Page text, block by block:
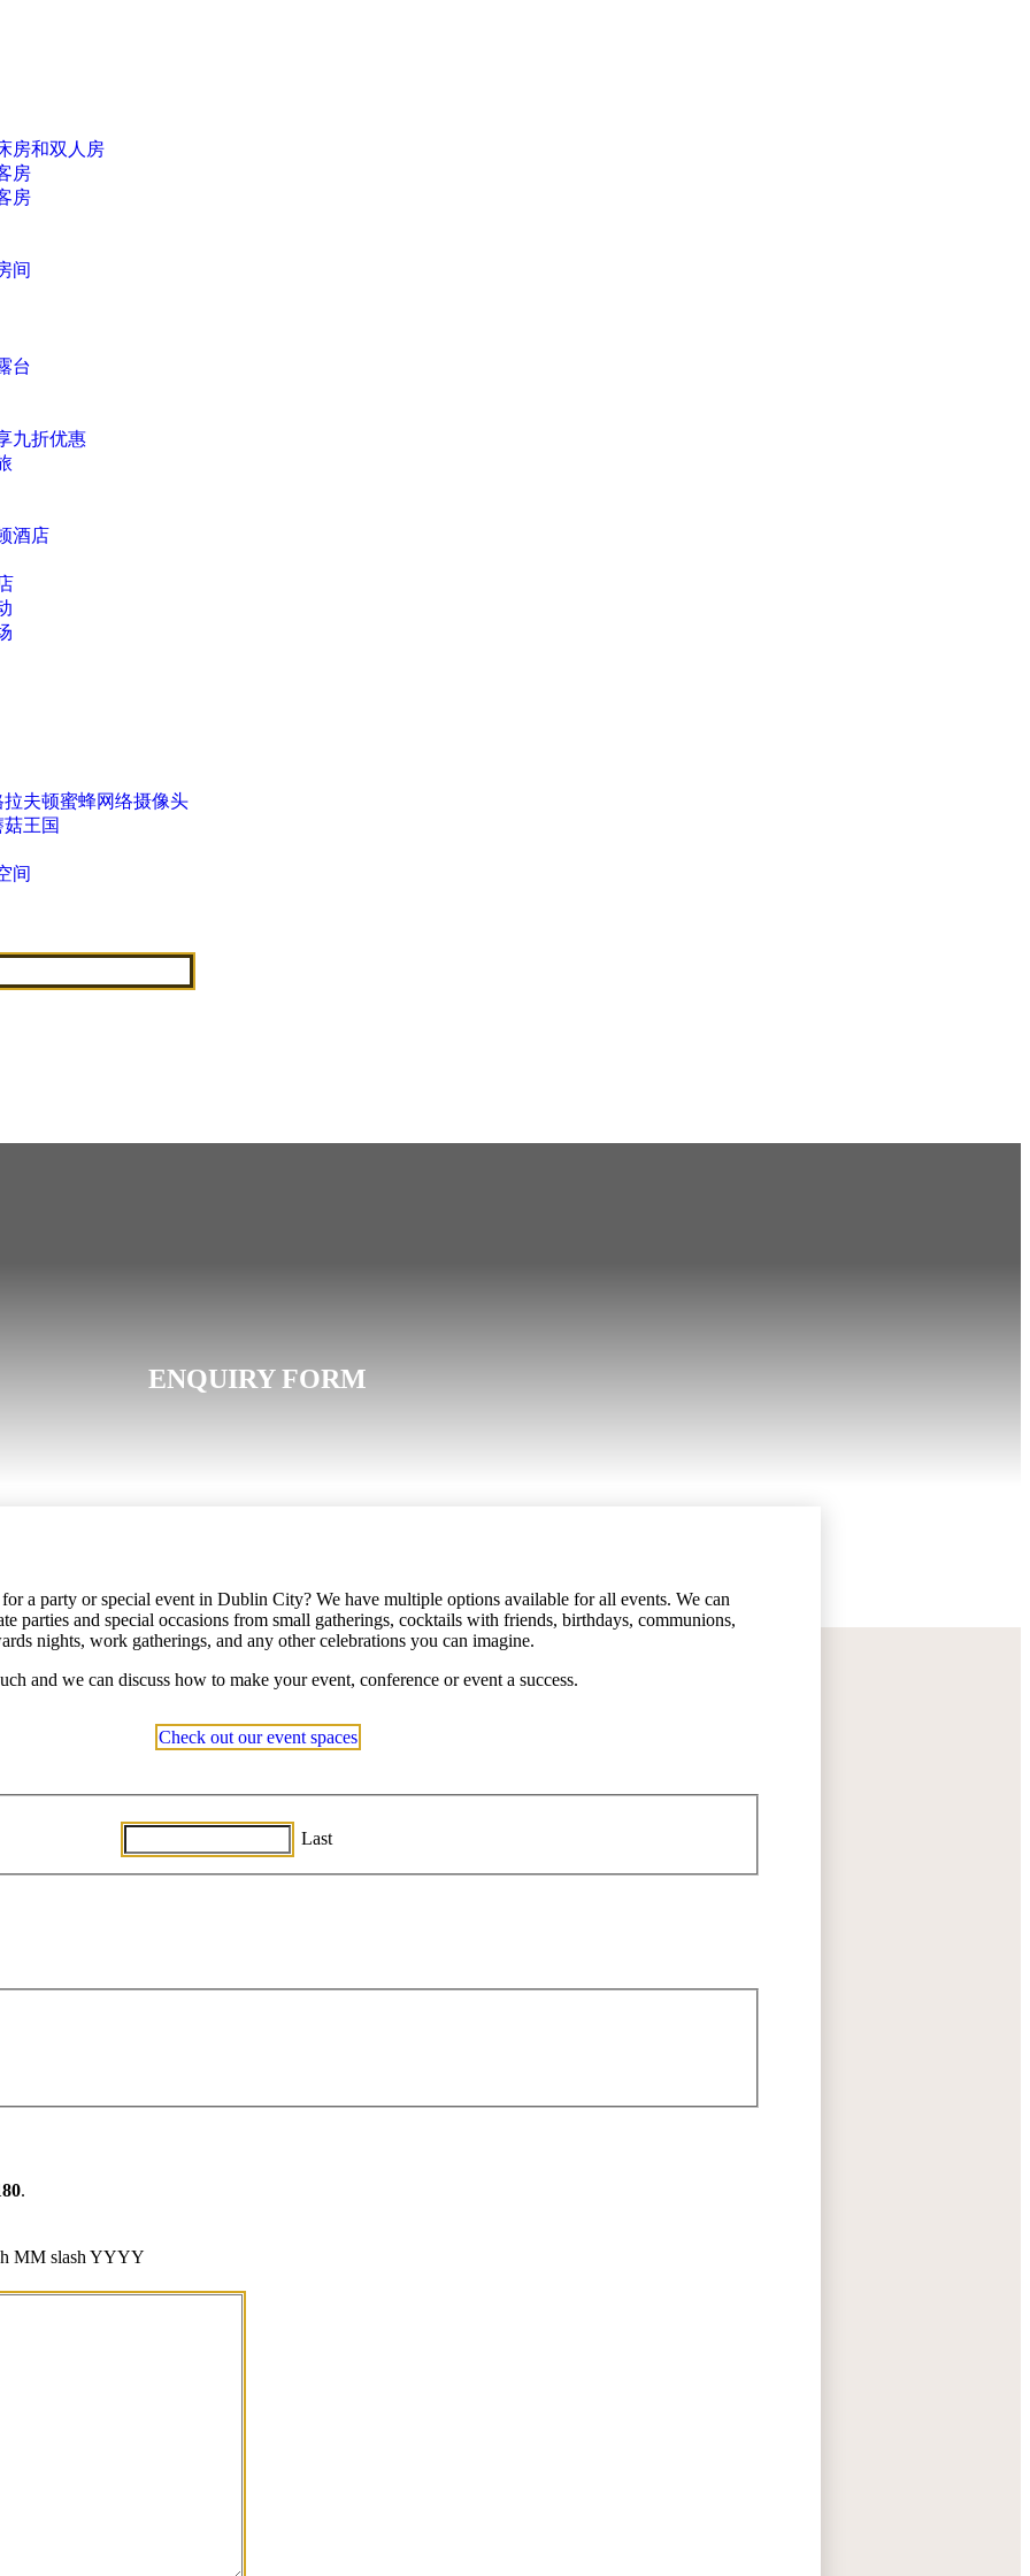
房和双人房
房
房
间
台
九折优惠
酒店
拉夫顿蜜蜂网络摄像头
菇王国
间
ENQUIRY FORM
a party or special event in Dublin City? We have multiple options available for all events. We can
parties and special occasions from small gatherings, cocktails with friends, birthdays, communions,
nights, work gatherings, and any other celebrations you can imagine.
and we can discuss how to make your event, conference or event a success.
Check out our event spaces
Last
.
MM slash YYYY